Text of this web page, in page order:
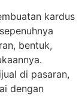
kardus
bentuk,
di pasaran,
dengan